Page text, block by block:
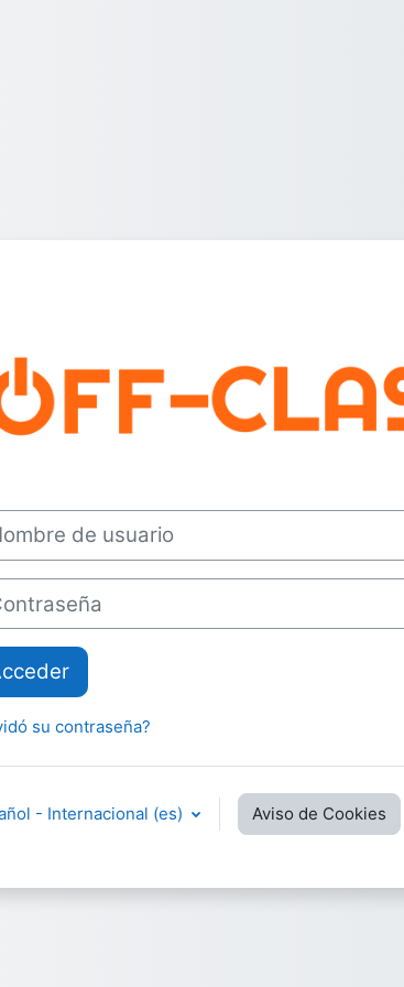
de usuario
su contraseña?
- Internacional ‎(es)‎ Aviso de Cookies